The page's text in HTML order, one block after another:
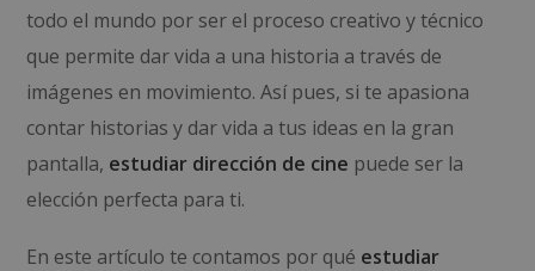
todo el mundo por ser el proceso creativo y técnico
que permite dar vida a una historia a través de
imágenes en movimiento. Así pues, si te apasiona
contar historias y dar vida a tus ideas en la gran
pantalla, estudiar dirección de cine puede ser la
elección perfecta para ti.
En este artículo te contamos por qué estudiar